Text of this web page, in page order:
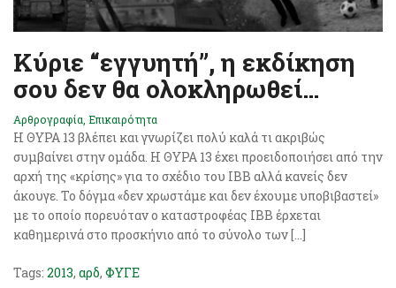
Κύριε “εγγυητή”, η εκδίκηση
σου δεν θα ολοκληρωθεί…
Αρθρογραφία, Επικαιρότητα
Η ΘΥΡΑ 13 βλέπει και γνωρίζει πολύ καλά τι ακριβώς
συμβαίνει στην ομάδα. Η ΘΥΡΑ 13 έχει προειδοποιήσει από την
αρχή της «κρίσης» για το σχέδιο του ΙΒΒ αλλά κανείς δεν
άκουγε. Το δόγμα «δεν χρωστάμε και δεν έχουμε υποβιβαστεί»
με το οποίο πορευόταν ο καταστροφέας ΙΒΒ έρχεται
καθημερινά στο προσκήνιο από το σύνολο των […]
Tags: 2013, αρδ, ΦΥΓΕ